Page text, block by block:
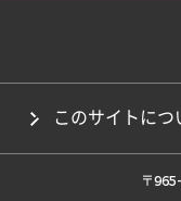
このサイトにつ
〒